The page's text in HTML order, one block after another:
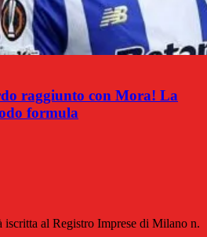
raggiunto con Mora! La
formula
iscritta al Registro Imprese di Milano n.